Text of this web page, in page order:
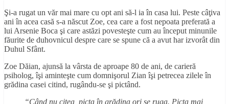
Şi-a rugat un văr mai mare cu opt ani să-l ia în casa lui. Peste câţiva
ani în acea casă s-a născut Zoe, cea care a fost nepoata preferată a
lui Arsenie Boca şi care astăzi povesteşte cum au început minunile
făurite de duhovnicul despre care se spune că a avut har izvorât din
Duhul Sfânt.
Zoe Dăian, ajunsă la vârsta de aproape 80 de ani, de carieră
psiholog, îşi aminteşte cum domnişorul Zian îşi petrecea zilele în
grădina casei citind, rugându-se şi pictând.
“Când nu citea, picta în grădina ori se ruga. Picta mai